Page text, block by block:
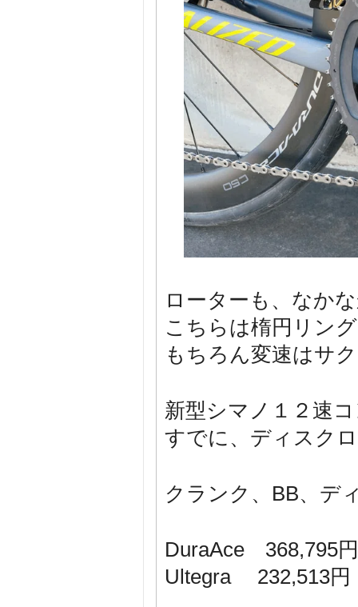
ローターも、なか
こちらは楕円リン
もちろん変速はサ
新型シマノ１２速
すでに、ディスク
クランク、BB、デ
DuraAce 368,795
Ultegra 232,513円